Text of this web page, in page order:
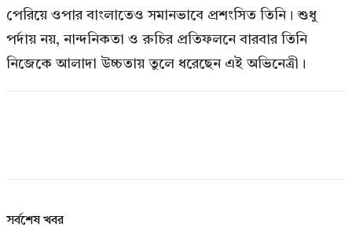
পেরিয়ে ওপার বাংলাতেও সমানভাবে প্রশংসিত তিনি। শুধু
পর্দায় নয়, নান্দনিকতা ও রুচির প্রতিফলনে বারবার তিনি
নিজেকে আলাদা উচ্চতায় তুলে ধরেছেন এই অভিনেত্রী।
সর্বশেষ খবর